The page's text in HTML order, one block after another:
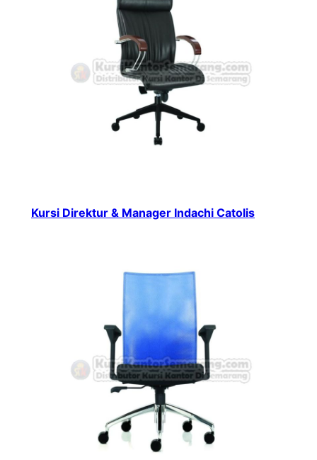
Kursi Direktur & Manager Indachi Catolis